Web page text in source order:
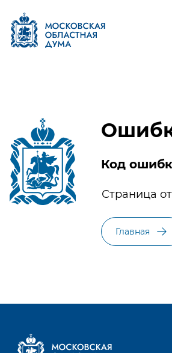
Код
Страница
Главная
Единый контакт-центр
Московской областной Думы
8 (495) 594-94-94
приёмной Думы.